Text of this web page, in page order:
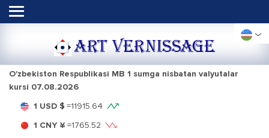
ART VERNISSAGE
O'zbekiston Respublikasi MB 1 sumga nisbatan valyutalar
kursi 07.08.2026
1 USD $ =11915.64
1 CNY ¥ =1765.52